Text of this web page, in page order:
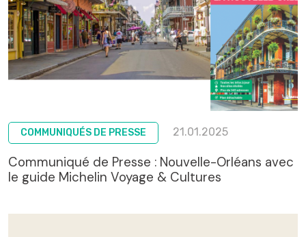
COMMUNIQUÉS DE PRESSE 21.01.2025
Communiqué de Presse : Nouvelle-Orléans avec
le guide Michelin Voyage & Cultures